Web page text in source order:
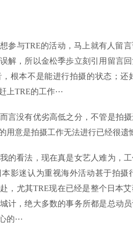
参与TRE的活动，马上就有人留
解，所以金松季歩立刻引用留言
根本不是能进行拍摄的状态；
上TRE的工作⋯
言没有优劣高低之分，不管是拍
用意是拍摄工作无法进行已经很遗
的看法，现在真是女艺人难为，
影迷认为重视海外活动甚于拍
，尤其TRE现在已经是整个日本
计，绝大多数的事务所都是总动
的⋯